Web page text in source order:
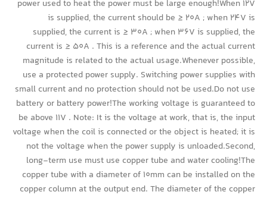
power used to heat the power must be large enough!When 12V
is supplied, the current should be ≥ 20A ; when 24V is
supplied, the current is ≥ 30A ; when 36V is supplied, the
current is ≥ 50A . This is a reference and the actual current
magnitude is related to the actual usage.Whenever possible,
use a protected power supply. Switching power supplies with
small current and no protection should not be used.Do not use
battery or battery power!The working voltage is guaranteed to
be above 11V . Note: It is the voltage at work, that is, the input
voltage when the coil is connected or the object is heated; it is
not the voltage when the power supply is unloaded.Second,
long-term use must use copper tube and water cooling!The
copper tube with a diameter of 10mm can be installed on the
copper column at the output end. The diameter of the copper